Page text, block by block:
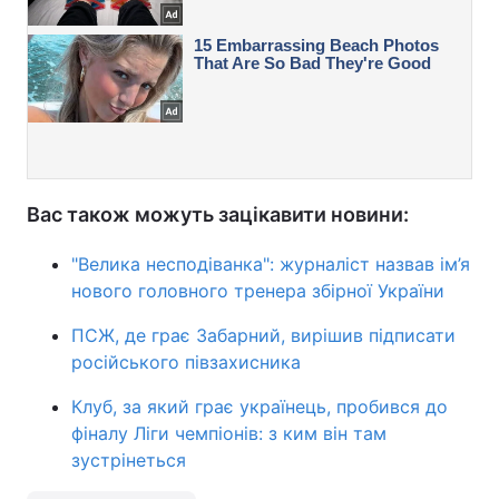
Вас також можуть зацікавити новини:
"Велика несподіванка": журналіст назвав ім’я
нового головного тренера збірної України
ПСЖ, де грає Забарний, вирішив підписати
російського півзахисника
Клуб, за який грає українець, пробився до
фіналу Ліги чемпіонів: з ким він там
зустрінеться